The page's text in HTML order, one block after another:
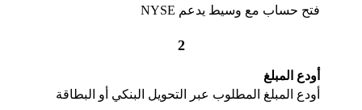
فتح حساب مع وسيط يدعم NYSE
2
أودع المبلغ
أودع المبلغ المطلوب عبر التحويل البنكي أو البطاقة